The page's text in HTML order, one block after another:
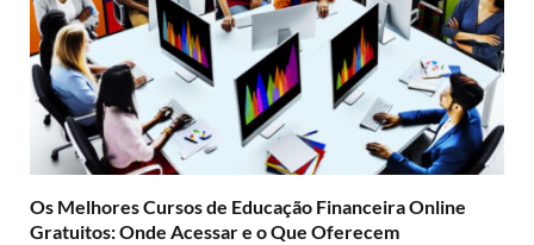
Os Melhores Cursos de Educação Financeira Online
Gratuitos: Onde Acessar e o Que Oferecem